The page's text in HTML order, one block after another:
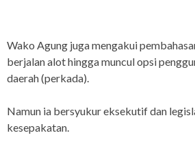
Wako Agung juga mengakui
berjalan alot hingga muncul opsi
daerah (perkada).
Namun ia bersyukur eksekutif dan
kesepakatan.